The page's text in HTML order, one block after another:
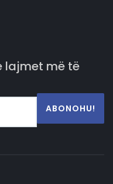
lajmet më të
ABONOHU!